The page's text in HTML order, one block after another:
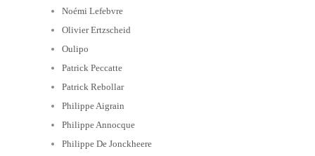
Noémi Lefebvre
Olivier Ertzscheid
Oulipo
Patrick Peccatte
Patrick Rebollar
Philippe Aigrain
Philippe Annocque
Philippe De Jonckheere